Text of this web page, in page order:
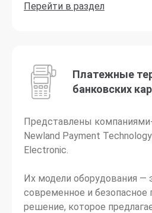
Перейти в раздел
Платежные
банковских
Представлены
Newland Payment
Electronic.
Их модели оборудования —
современное и безопасное
решение, которое